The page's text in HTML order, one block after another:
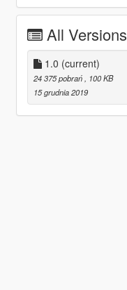
All Versions
1.0 (current)
24 375 pobrań
, 100 KB
15 grudnia 2019